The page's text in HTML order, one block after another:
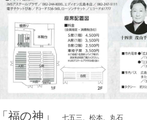
「福の神」 七五三、松本、丸石